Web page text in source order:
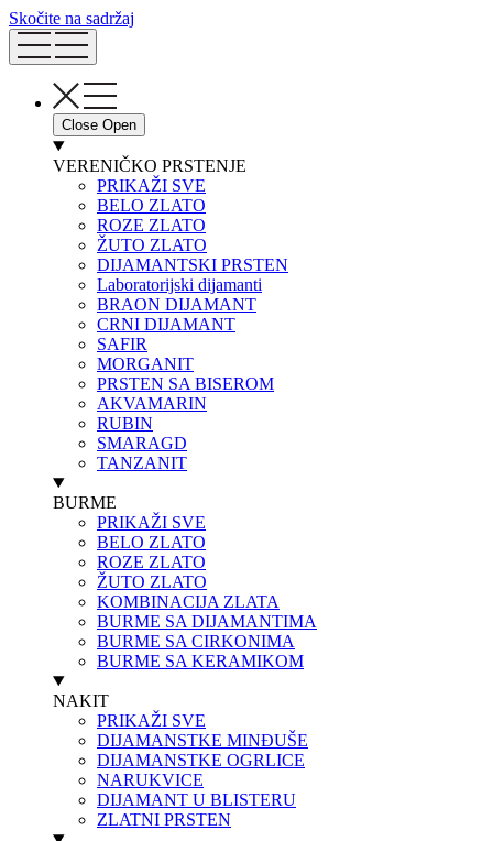
Skočite na sadržaj
Close Open
VERENIČKO PRSTENJE
PRIKAŽI SVE
BELO ZLATO
ROZE ZLATO
ŽUTO ZLATO
DIJAMANTSKI PRSTEN
Laboratorijski dijamanti
BRAON DIJAMANT
CRNI DIJAMANT
SAFIR
MORGANIT
PRSTEN SA BISEROM
AKVAMARIN
RUBIN
SMARAGD
TANZANIT
BURME
PRIKAŽI SVE
BELO ZLATO
ROZE ZLATO
ŽUTO ZLATO
KOMBINACIJA ZLATA
BURME SA DIJAMANTIMA
BURME SA CIRKONIMA
BURME SA KERAMIKOM
NAKIT
PRIKAŽI SVE
DIJAMANSTKE MINĐUŠE
DIJAMANSTKE OGRLICE
NARUKVICE
DIJAMANT U BLISTERU
ZLATNI PRSTEN